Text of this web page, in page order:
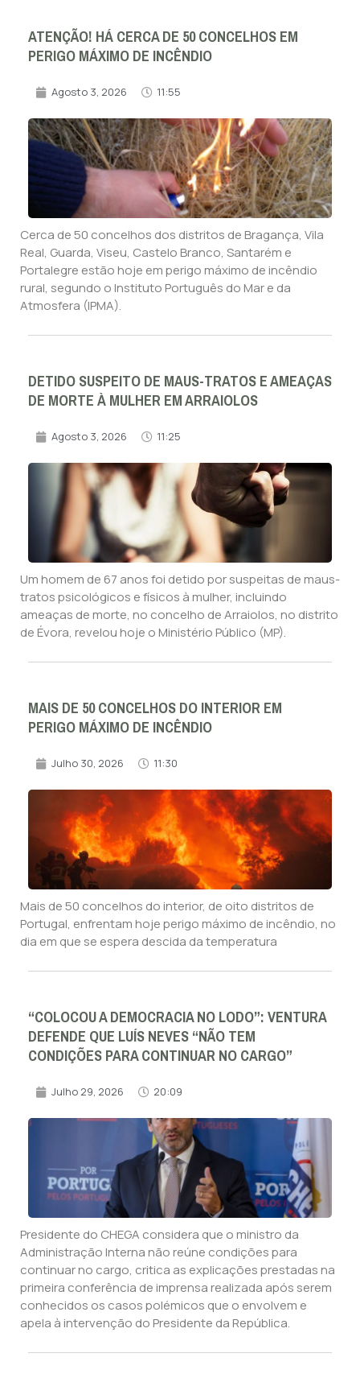
ATENÇÃO! HÁ CERCA DE 50 CONCELHOS EM
PERIGO MÁXIMO DE INCÊNDIO
Agosto 3, 2026 11:55
Cerca de 50 concelhos dos distritos de Bragança, Vila
Real, Guarda, Viseu, Castelo Branco, Santarém e
Portalegre estão hoje em perigo máximo de incêndio
rural, segundo o Instituto Português do Mar e da
Atmosfera (IPMA).
DETIDO SUSPEITO DE MAUS-TRATOS E AMEAÇAS
DE MORTE À MULHER EM ARRAIOLOS
Agosto 3, 2026 11:25
Um homem de 67 anos foi detido por suspeitas de maus-
tratos psicológicos e físicos à mulher, incluindo
ameaças de morte, no concelho de Arraiolos, no distrito
de Évora, revelou hoje o Ministério Público (MP).
MAIS DE 50 CONCELHOS DO INTERIOR EM
PERIGO MÁXIMO DE INCÊNDIO
Julho 30, 2026 11:30
Mais de 50 concelhos do interior, de oito distritos de
Portugal, enfrentam hoje perigo máximo de incêndio, no
dia em que se espera descida da temperatura
“COLOCOU A DEMOCRACIA NO LODO”: VENTURA
DEFENDE QUE LUÍS NEVES “NÃO TEM
CONDIÇÕES PARA CONTINUAR NO CARGO”
Julho 29, 2026 20:09
Presidente do CHEGA considera que o ministro da
Administração Interna não reúne condições para
continuar no cargo, critica as explicações prestadas na
primeira conferência de imprensa realizada após serem
conhecidos os casos polémicos que o envolvem e
apela à intervenção do Presidente da República.